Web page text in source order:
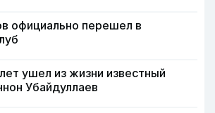
официально перешел в
ушел из жизни известный
Убайдуллаев